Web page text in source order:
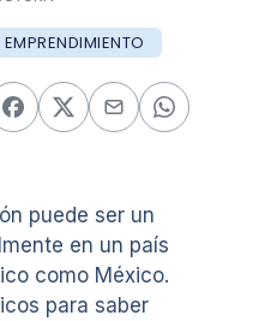
EMPRENDIMIENTO
puede ser un
en un país
como México.
para saber